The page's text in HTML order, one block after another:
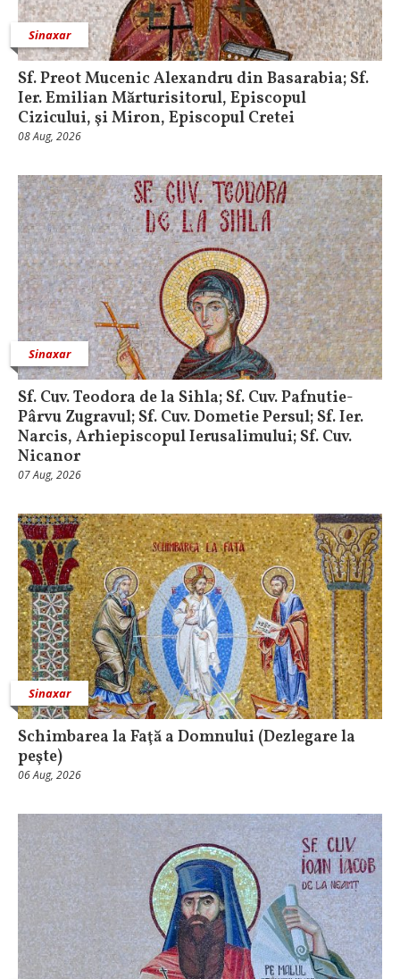
Sinaxar
Sf. Preot Mucenic Alexandru din Basarabia; Sf.
Ier. Emilian Mărturisitorul, Episcopul
Cizicului, şi Miron, Episcopul Cretei
08 Aug, 2026
Sinaxar
Sf. Cuv. Teodora de la Sihla; Sf. Cuv. Pafnutie-
Pârvu Zugravul; Sf. Cuv. Dometie Persul; Sf. Ier.
Narcis, Arhiepiscopul Ierusalimului; Sf. Cuv.
Nicanor
07 Aug, 2026
Sinaxar
Schimbarea la Faţă a Domnului (Dezlegare la
peşte)
06 Aug, 2026